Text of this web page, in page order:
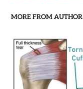
MORE FROM AUTHOR